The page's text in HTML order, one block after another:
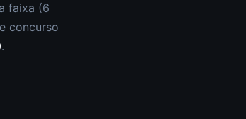
faixa (6
concurso
.